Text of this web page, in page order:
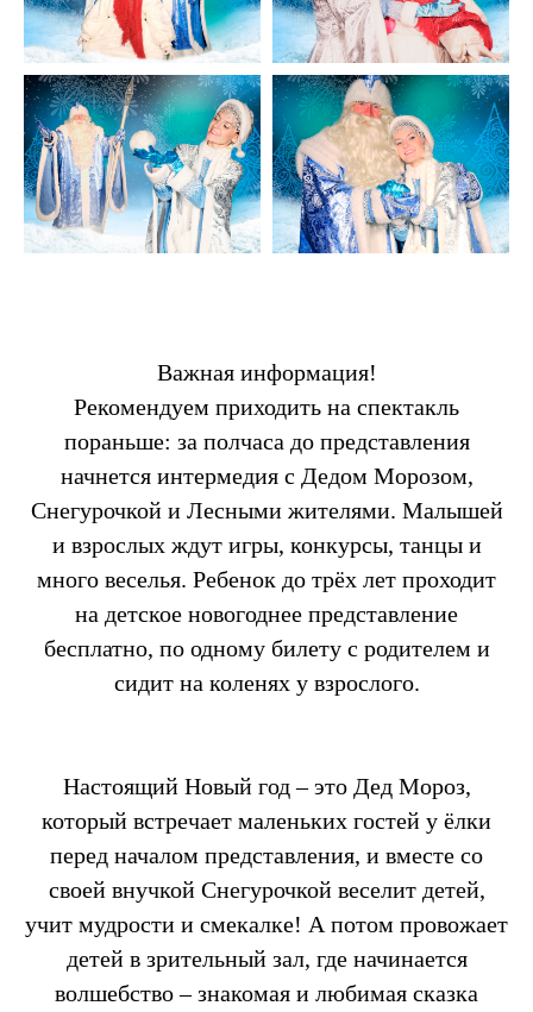
Важная информация!
Рекомендуем приходить на спектакль
пораньше: за полчаса до представления
начнется интермедия с Дедом Морозом,
Снегурочкой и Лесными жителями. Малышей
и взрослых ждут игры, конкурсы, танцы и
много веселья. Ребенок до трёх лет проходит
на детское новогоднее представление
бесплатно, по одному билету с родителем и
сидит на коленях у взрослого.
Настоящий Новый год – это Дед Мороз,
который встречает маленьких гостей у ёлки
перед началом представления, и вместе со
своей внучкой Снегурочкой веселит детей,
учит мудрости и смекалке! А потом провожает
детей в зрительный зал, где начинается
волшебство – знакомая и любимая сказка